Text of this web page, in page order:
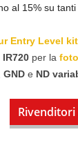
al 15% su
Entry Level kit
per la
GND e ND
Rivenditori